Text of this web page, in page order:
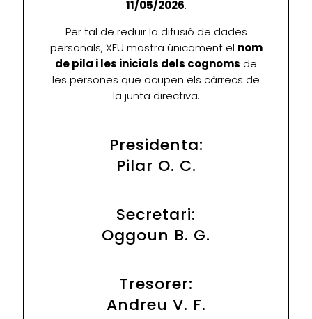
11/05/2026.
Per tal de reduir la difusió de dades
personals, XEU mostra únicament el nom
de pila i les inicials dels cognoms de
les persones que ocupen els càrrecs de
la junta directiva.
Presidenta:
Pilar O. C.
Secretari:
Oggoun B. G.
Tresorer:
Andreu V. F.